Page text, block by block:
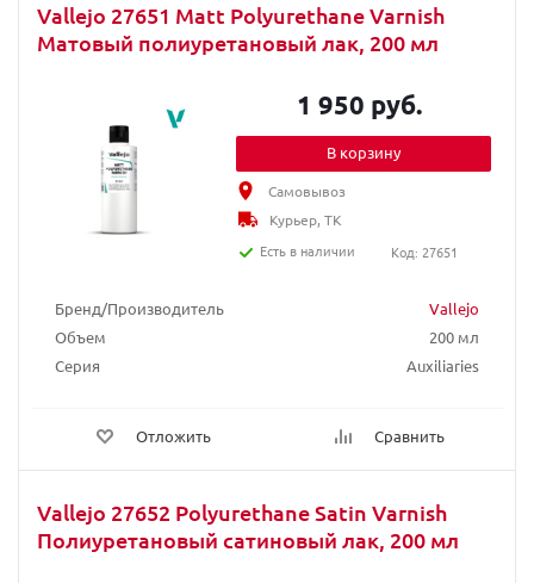
Vallejo 27651 Matt Polyurethane Varnish
Матовый полиуретановый лак, 200 мл
Бренд/Производитель
Vallejo
Объем
200 мл
Серия
Auxiliaries
Отложить Сравнить
1 950 руб.
В корзину
Самовывоз
Курьер, ТК
Есть в наличии
Код: 27651
Vallejo 27652 Polyurethane Satin Varnish
Полиуретановый сатиновый лак, 200 мл